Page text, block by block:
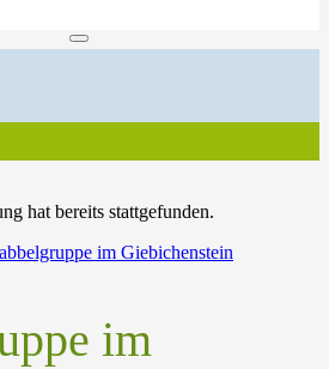
hat bereits stattgefunden.
im Giebichenstein
im